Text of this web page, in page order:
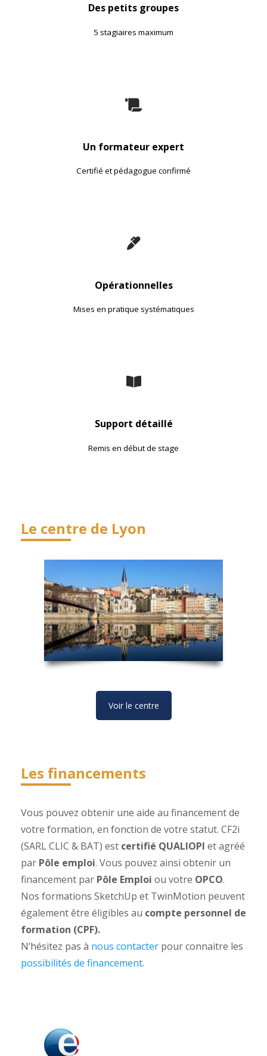
Des petits groupes
5 stagiaires maximum
Un formateur expert
Certifié et pédagogue confirmé
Opérationnelles
Mises en pratique systématiques
Support détaillé
Remis en début de stage
Le centre de Lyon
Voir le centre
Les financements
Vous pouvez obtenir une aide au financement de
votre formation, en fonction de votre statut. CF2i
(SARL CLIC & BAT) est certifié QUALIOPI et agréé
par Pôle emploi. Vous pouvez ainsi obtenir un
financement par Pôle Emploi ou votre OPCO.
Nos formations SketchUp et TwinMotion peuvent
également être éligibles au compte personnel de
formation (CPF).
N’hésitez pas à nous contacter pour connaitre les
possibilités de financement.